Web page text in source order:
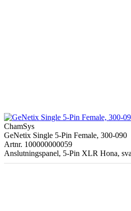
ChamSys
GeNetix Single 5-Pin Female, 300-090
Artnr. 100000000059
Anslutningspanel, 5-Pin XLR Hona,